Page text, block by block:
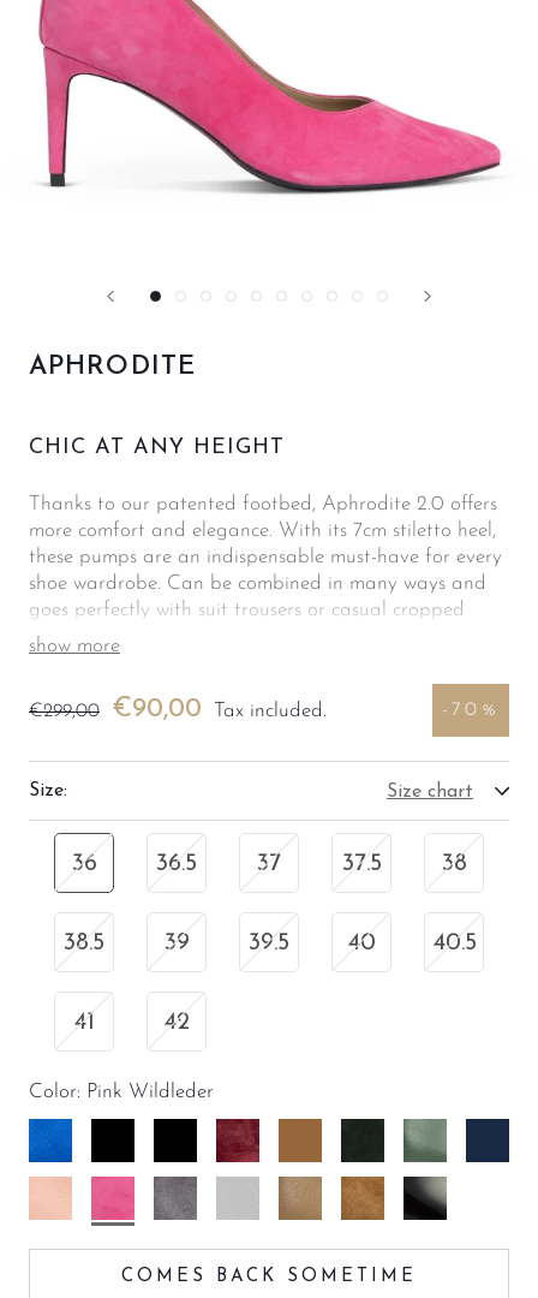
APHRODITE
CHIC AT ANY HEIGHT
Thanks to our patented footbed, Aphrodite 2.0 offers
more comfort and elegance. With its 7cm stiletto heel,
these pumps are an indispensable must-have for every
shoe wardrobe. Can be combined in many ways and
goes perfectly with suit trousers or casual cropped
jeans. The included ankle straps provide support and
show more
€299,00 €90,00 Tax included. -70%
Size: Size chart
36 36.5 37 37.5 38
38.5 39 39.5 40 40.5
41 42
Color: Pink Wildleder
Aphrodite AphroditeAphrodite AphroditeAphrodite
Wildleder
AphroditeAphroditeAphroditeAphroditeAphrodite
COMES BACK SOMETIME